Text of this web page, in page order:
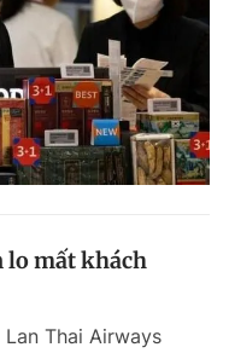
lo mất khách
Thai Airways